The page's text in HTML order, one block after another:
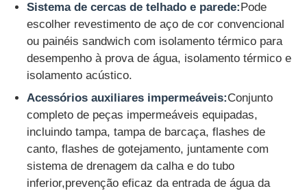
Sistema de cercas de telhado e parede: Pode
escolher revestimento de aço de cor convencional
ou painéis sandwich com isolamento térmico para
desempenho à prova de água, isolamento térmico e
isolamento acústico.
Acessórios auxiliares impermeáveis:Conjunto
completo de peças impermeáveis equipadas,
incluindo tampa, tampa de barcaça, flashes de
canto, flashes de gotejamento, juntamente com
sistema de drenagem da calha e do tubo
inferior,prevenção eficaz da entrada de água da